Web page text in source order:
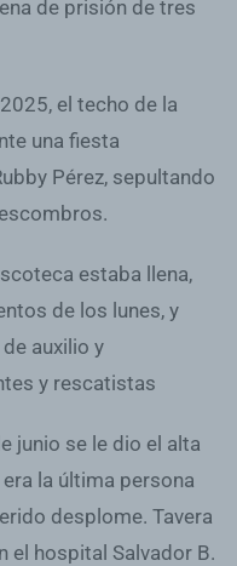
de prisión de tres
el techo de la
una fiesta
Pérez, sepultando
estaba llena,
de los lunes, y
auxilio y
y rescatistas
junio se le dio el alta
la última persona
desplome. Tavera
el hospital Salvador B.